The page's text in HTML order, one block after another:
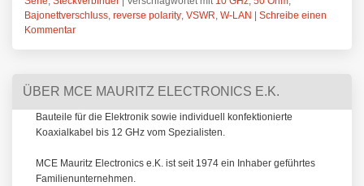
Bajonettverschluss reverse polarity VSWR W-LAN | Schreibe einen
Kommentar
ÜBER MCE MAURITZ ELECTRONICS E.K.
Bauteile für die Elektronik sowie individuell konfektionierte
Koaxialkabel bis 12 GHz vom Spezialisten.
MCE Mauritz Electronics e.K. ist seit 1974 ein Inhaber geführtes
Familienunternehmen.